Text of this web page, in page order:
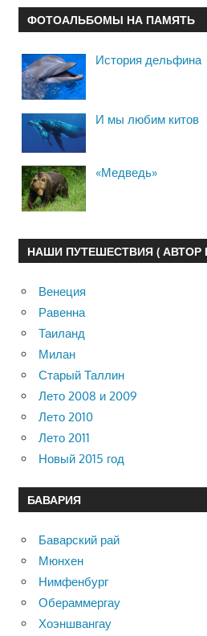
ФОТОАЛЬБОМЫ НА ПАМЯТЬ
История дельфина
И мы любим китов
«Медведь»
НАШИ ПУТЕШЕСТВИЯ ( АВТОР
Венеция
Равенна
Таиланд
Милан
Старый Таллин
Лето 2008 и 2009
Лето 2010
Лето 2011
Новый 2015 год
БАВАРИЯ
Баварский рай
Мюнхен
Нимфенбург
Обераммергау
Хоэншвангау